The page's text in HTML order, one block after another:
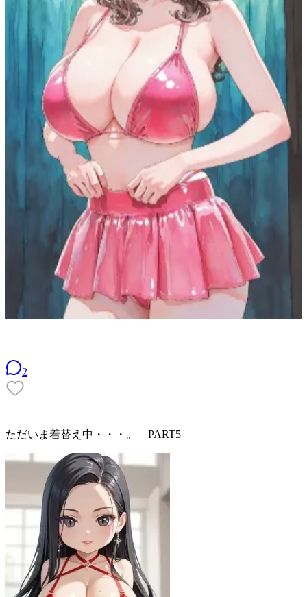
2
ただいま着替え中・・・。 PART5